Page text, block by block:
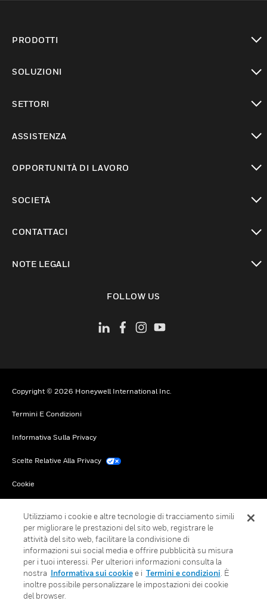
PRODOTTI
SOLUZIONI
SETTORI
ASSISTENZA
OPPORTUNITÀ DI LAVORO
SOCIETÀ
CONTATTACI
NOTE LEGALI
FOLLOW US
Copyright © 2026 Honeywell International Inc.
Termini E Condizioni
Informativa Sulla Privacy
Scelte Relative Alla Privacy
Cookie
Utilizziamo i cookie e altre tecnologie di tracciamento simili
per migliorare le prestazioni del sito web, registrare le
attività del sito web, facilitare la condivisione di
informazioni sui social media e offrire pubblicità su misura
per i tuoi interessi. Per ulteriori informazioni consulta la
nostra Informativa sui cookiee i Termini e condizioni . È
inoltre possibile personalizzare le impostazioni dei cookie
del browser.